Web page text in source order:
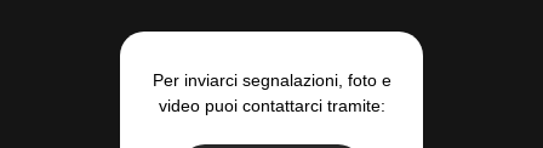
Per inviarci segnalazioni, foto e
video puoi contattarci tramite: